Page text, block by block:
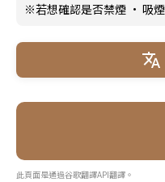
※若想確認是否禁煙 · 吸
此頁面是通過谷歌翻譯API翻譯。